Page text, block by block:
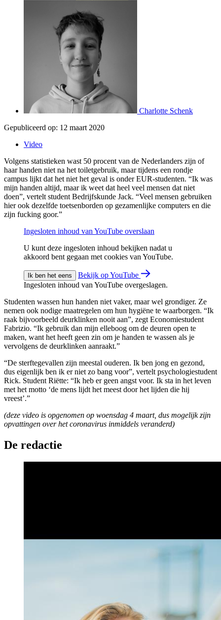
Charlotte Schenk
Gepubliceerd op: 12 maart 2020
Video
Volgens statistieken wast 50 procent van de Nederlanders zijn of
haar handen niet na het toiletgebruik, maar tijdens een rondje
campus lijkt dat het niet het geval is onder EUR-studenten. “Ik was
mijn handen altijd, maar ik weet dat heel veel mensen dat niet
doen”, vertelt student Bedrijfskunde Jack. “Veel mensen gebruiken
hier ook dezelfde toetsenborden op gezamenlijke computers en die
zijn fucking goor.”
Ingesloten inhoud van YouTube overslaan
U kunt deze ingesloten inhoud bekijken nadat u
akkoord bent gegaan met cookies van YouTube.
Ik ben het eens
Bekijk op YouTube
Ingesloten inhoud van YouTube overgeslagen.
Studenten wassen hun handen niet vaker, maar wel grondiger. Ze
nemen ook nodige maatregelen om hun hygiëne te waarborgen. “Ik
raak bijvoorbeeld deurklinken nooit aan”, zegt Economiestudent
Fabrizio. “Ik gebruik dan mijn elleboog om de deuren open te
maken, want het heeft geen zin om je handen te wassen als je
vervolgens de deurklinken aanraakt.”
“De sterftegevallen zijn meestal ouderen. Ik ben jong en gezond,
dus eigenlijk ben ik er niet zo bang voor”, vertelt psychologiestudent
Rick. Student Riëtte: “Ik heb er geen angst voor. Ik sta in het leven
met het motto ‘de mens lijdt het meest door het lijden die hij
vreest’.”
(deze video is opgenomen op woensdag 4 maart, dus mogelijk zijn
opvattingen over het coronavirus inmiddels veranderd)
De redactie